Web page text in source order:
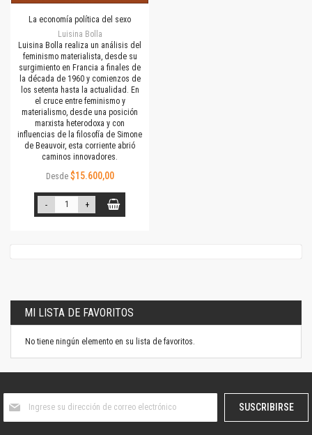
La economía política del sexo
Luisina Bolla
Luisina Bolla realiza un análisis del
feminismo materialista, desde su
surgimiento en Francia a finales de
la década de 1960 y comienzos de
los setenta hasta la actualidad. En
el cruce entre feminismo y
materialismo, desde una posición
marxista heterodoxa y con
influencias de la filosofía de Simone
de Beauvoir, esta corriente abrió
caminos innovadores.
Desde $15.600,00
- +
MI LISTA DE FAVORITOS
No tiene ningún elemento en su lista de favoritos.
boletín
SUSCRIBIRSE